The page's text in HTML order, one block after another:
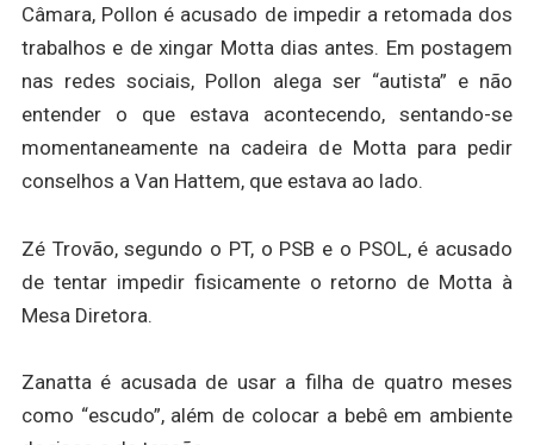
Câmara, Pollon é acusado de impedir a retomada dos
trabalhos e de xingar Motta dias antes. Em postagem
nas redes sociais, Pollon alega ser “autista” e não
entender o que estava acontecendo, sentando-se
momentaneamente na cadeira de Motta para pedir
conselhos a Van Hattem, que estava ao lado.
Zé Trovão, segundo o PT, o PSB e o PSOL, é acusado
de tentar impedir fisicamente o retorno de Motta à
Mesa Diretora.
Zanatta é acusada de usar a filha de quatro meses
como “escudo”, além de colocar a bebê em ambiente